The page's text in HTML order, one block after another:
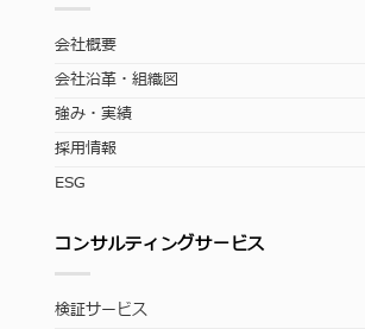
会社概要
会社沿革・組織図
強み・実績
採用情報
ESG
コンサルティングサービス
検証サービス